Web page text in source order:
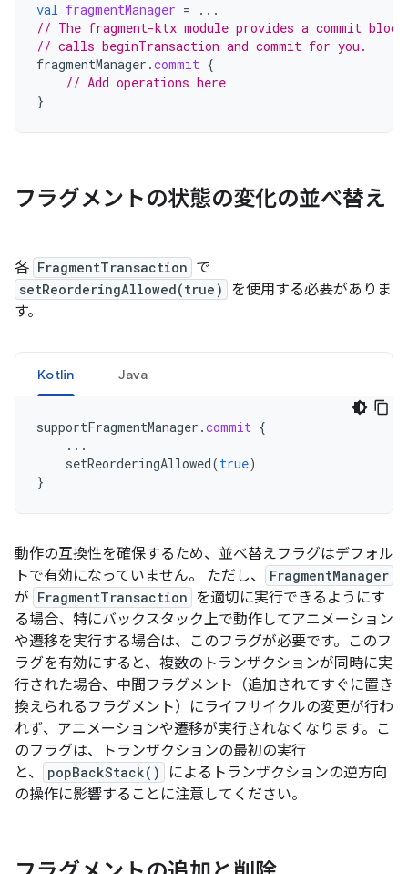
val fragmentManager =
...
// The fragment-ktx module provides a commit
// calls beginTransaction and commit for you.
fragmentManager .commit {
// Add operations here
}
フラグメントの状態の変化の並べ替え
各 FragmentTransaction で
setReorderingAllowed(true)
を使用する必要がありま
す。
Kotlin Java
supportFragmentManager .commit {
...
setReorderingAllowed(true)
}
動作の互換性を確保するため、並べ替えフラグはデフォル
トで有効になっていません。 ただし、
FragmentManager
が FragmentTransaction を適切に実行できるようにす
る場合、特にバックスタック上で動作してアニメーション
や遷移を実行する場合は、このフラグが必要です。このフ
ラグを有効にすると、複数のトランザクションが同時に実
行された場合、中間フラグメント（追加されてすぐに置き
換えられるフラグメント）にライフサイクルの変更が行わ
れず、アニメーションや遷移が実行されなくなります。こ
のフラグは、トランザクションの最初の実行
と、
popBackStack()
によるトランザクションの逆方向
の操作に影響することに注意してください。